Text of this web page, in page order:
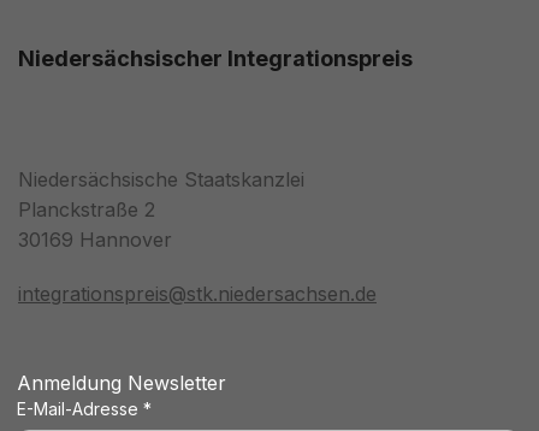
Niedersächsischer Integrationspreis
Niedersächsische Staatskanzlei
Planckstraße 2
30169 Hannover
integrationspreis@stk.niedersachsen.de
Anmeldung Newsletter
E-Mail-Adresse *